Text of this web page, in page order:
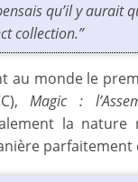
qu’il y aurait
collection.”
au monde le
Magic :
la nature
parfaitement